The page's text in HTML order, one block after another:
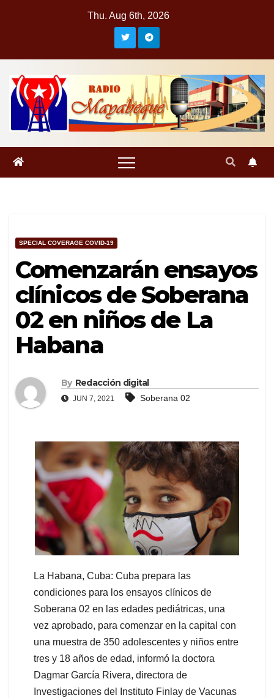
Thu. Aug 6th, 2026
SPECIAL COVERAGE COVID-19
Comenzarán ensayos
clínicos de Soberana
02 en niños de La
Habana
By Redacción digital
JUN 7, 2021 Soberana 02
La Habana, Cuba: Cuba prepara las
condiciones para los ensayos clínicos de
Soberana 02 en las edades pediátricas, una
vez aprobado, para comenzar en la capital con
una muestra de 350 adolescentes y niños entre
tres y 18 años de edad, informó la doctora
Dagmar García Rivera, directora de
Investigaciones del Instituto Finlay de Vacunas